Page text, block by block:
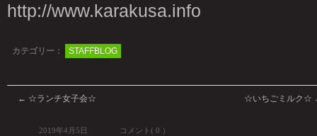
http://www.karakusa.info
カテゴリー： STAFFBLOG
← ☆ランチ女子会☆ ☆いちごミルク☆
2019年4月5日 コメント( 0 ）